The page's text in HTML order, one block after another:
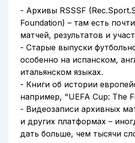
- Архивы RSSSF
Foundation) – там есть
матчей, результатов и
- Старые выпуски
особенно на испанском,
итальянском языках.
- Книги об истории
например, "UEFA Cup: The
- Видеозаписи архивных
и других платформах –
дать больше, чем тысячи